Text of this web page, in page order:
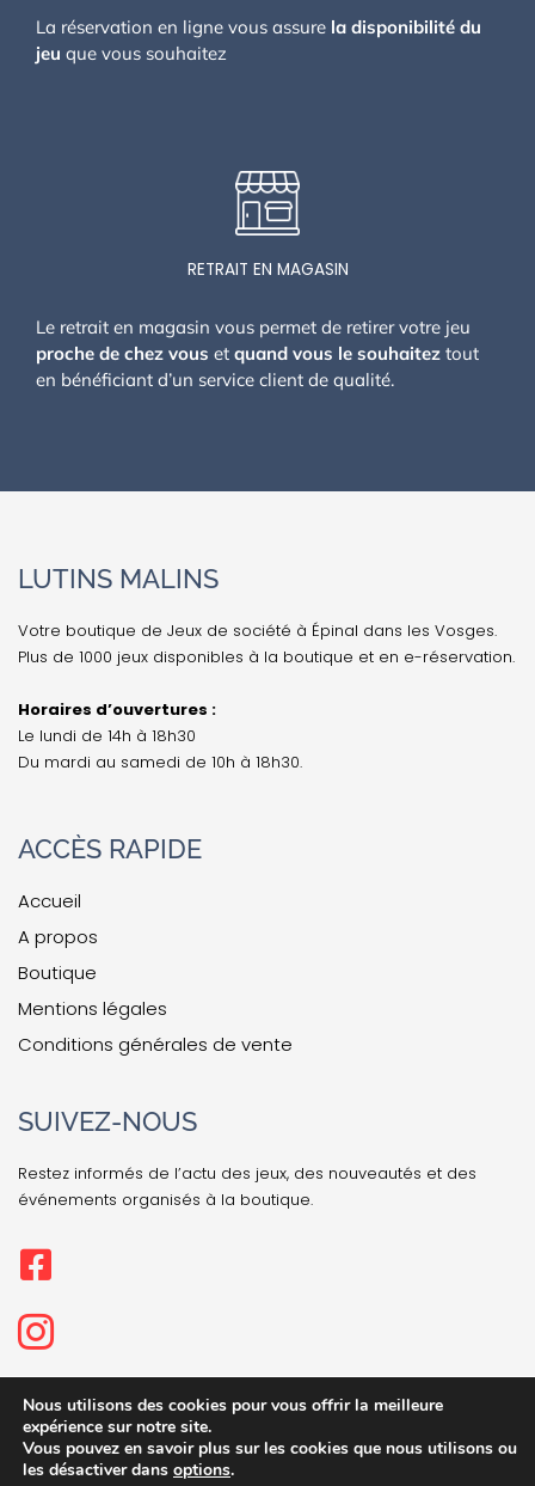
La réservation en ligne vous assure la disponibilité du
jeu que vous souhaitez
RETRAIT EN MAGASIN
Le retrait en magasin vous permet de retirer votre jeu
proche de chez vous et quand vous le souhaitez tout
en bénéficiant d’un service client de qualité.
LUTINS MALINS
Votre boutique de Jeux de société à Épinal dans les Vosges.
Plus de 1000 jeux disponibles à la boutique et en e-réservation.
Horaires d’ouvertures :
Le lundi de 14h à 18h30
Du mardi au samedi de 10h à 18h30.
ACCÈS RAPIDE
Accueil
A propos
Boutique
Mentions légales
Conditions générales de vente
SUIVEZ-NOUS
Restez informés de l’actu des jeux, des nouveautés et des
événements organisés à la boutique.
Nous utilisons des cookies pour vous offrir la meilleure
expérience sur notre site.
Vous pouvez en savoir plus sur les cookies que nous utilisons ou
les désactiver dans options.